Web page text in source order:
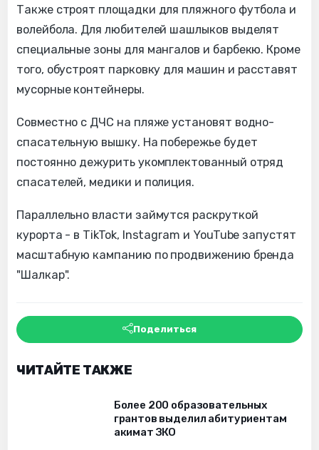
Также строят площадки для пляжного футбола и
волейбола. Для любителей шашлыков выделят
специальные зоны для мангалов и барбекю. Кроме
того, обустроят парковку для машин и расставят
мусорные контейнеры.
Совместно с ДЧС на пляже установят водно-
спасательную вышку. На побережье будет
постоянно дежурить укомплектованный отряд
спасателей, медики и полиция.
Параллельно власти займутся раскруткой
курорта - в TikTok, Instagram и YouTube запустят
масштабную кампанию по продвижению бренда
"Шалкар".
Поделиться
ЧИТАЙТЕ ТАКЖЕ
Более 200 образовательных
грантов выделил абитуриентам
акимат ЗКО